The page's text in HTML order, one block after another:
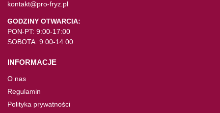
kontakt@pro-fryz.pl
GODZINY OTWARCIA:
PON-PT: 9:00-17:00
SOBOTA: 9:00-14:00
INFORMACJE
O nas
Regulamin
Polityka prywatności